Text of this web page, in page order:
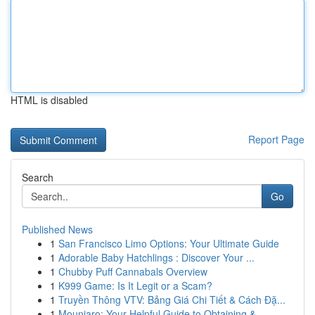
HTML is disabled
Report Page
Search
Go
Published News
1 San Francisco Limo Options: Your Ultimate Guide
1 Adorable Baby Hatchlings : Discover Your ...
1 Chubby Puff Cannabals Overview
1 K999 Game: Is It Legit or a Scam?
1 Truyền Thông VTV: Bảng Giá Chi Tiết & Cách Đặ...